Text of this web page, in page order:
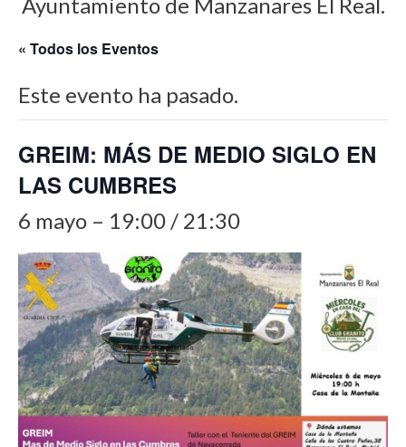
« Todos los Eventos
Este evento ha pasado.
GREIM: MÁS DE MEDIO SIGLO EN
LAS CUMBRES
6 mayo – 19:00 / 21:30